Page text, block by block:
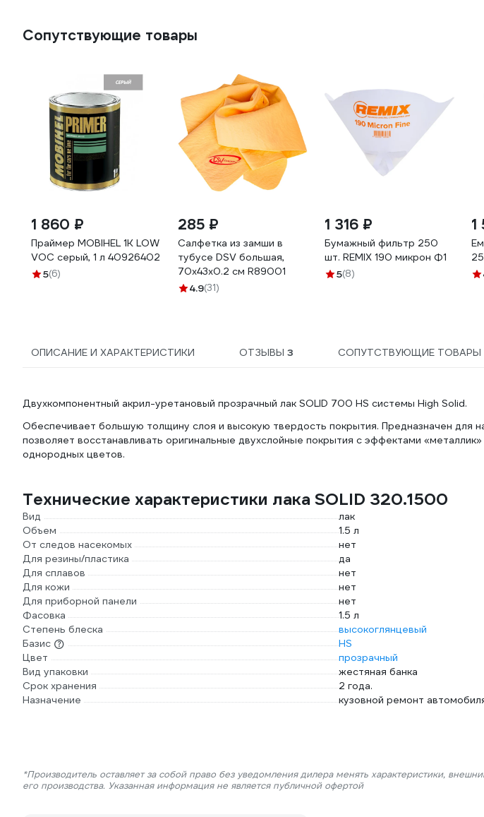
Сопутствующие товары
1 860 ₽
Праймер MOBIHEL 1K LOW
VOC серый, 1 л 40926402
5(6)
285 ₽
Салфетка из замши в
тубусе DSV большая,
70х43х0.2 см R89001
4.9(31)
1 316 ₽
Бумажный фильтр 250
шт. REMIX 190 микрон Ф1
5(8)
1
ОПИСАНИЕ И ХАРАКТЕРИСТИКИ ОТЗЫВЫ3 СОПУТСТВУЮЩИЕ ТОВАРЫ
Двухкомпонентный акрил-уретановый прозрачный лак SOLID 700 HS системы High Solid.
Обеспечивает большую толщину слоя и высокую твердость покрытия. Предназначен для
позволяет восстанавливать оригинальные двухслойные покрытия с эффектами
однородных цветов.
Технические характеристики лака SOLID 320.1500
Вид
лак
Объем
1.5 л
От следов насекомых
нет
Для резины/пластика
да
Для сплавов
нет
Для кожи
нет
Для приборной панели
нет
Фасовка
1.5 л
Степень блеска
высокоглянцевый
Базис
HS
Цвет
прозрачный
Вид упаковки
жестяная банка
Срок хранения
2 года.
Назначение
кузовной ремонт
*Производитель оставляет за собой право без уведомления дилера менять характеристики,
его производства. Указанная информация не является публичной офертой